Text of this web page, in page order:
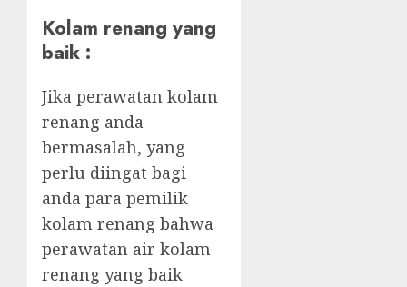
Kolam renang yang
baik :
Jika perawatan kolam
renang anda
bermasalah, yang
perlu diingat bagi
anda para pemilik
kolam renang bahwa
perawatan air kolam
renang yang baik